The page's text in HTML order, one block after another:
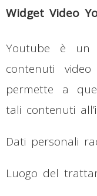
Widget Video
Youtube è un
contenuti
permette a
tali contenuti
Dati personali
Luogo del